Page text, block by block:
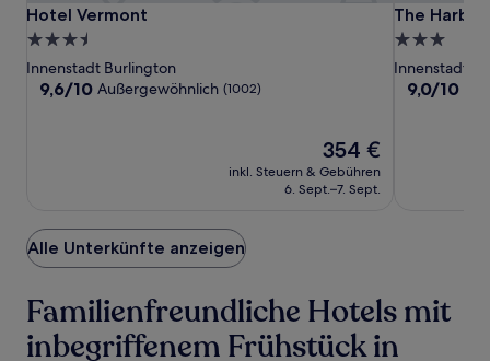
gelten.
Hotel
Vermont
Hotel
Vermont
Hotel Vermont
Hotel Vermont
3.5-
Sterne-
Unterkunft
Innenstadt Burlington
9.6
9,6/10 Außergewöhnlich (1002)
Der
Preis
beträgt
354 €
inkl. Steuern & Gebühren
6. Sept.–7. Sept.
The
Harborvale,
Autograph
Collection
The
The
3.0-
Sterne-
Unterkunft
Innenstadt
9.0
9,0/10
Alle Unterkünfte anzeigen
Familienfreundliche Hotels mit
inbegriffenem Frühstück in